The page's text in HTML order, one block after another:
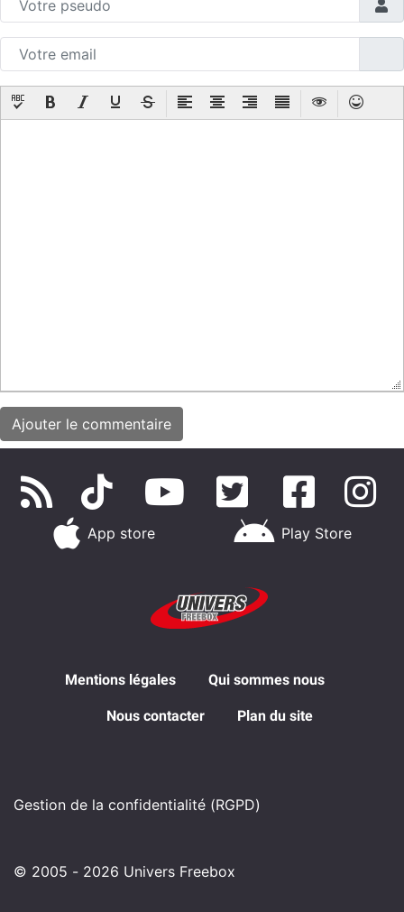
App store Play Store
Mentions légales Qui sommes nous
Nous contacter Plan du site
Gestion de la confidentialité (RGPD)
© 2005 - 2026 Univers Freebox